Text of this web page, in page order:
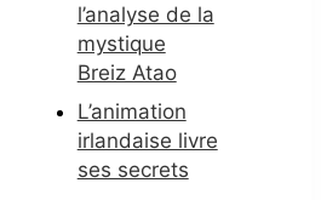
l’analyse de la
mystique
Breiz Atao
L’animation
irlandaise livre
ses secrets